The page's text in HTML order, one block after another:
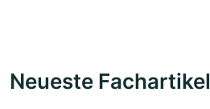
Neueste Fachartikel